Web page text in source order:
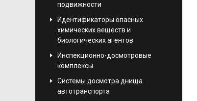
подвижности
Идентификаторы опасных
химических веществ и
биологических агентов
Инспекционно-досмотровые
комплексы
Системы досмотра днища
автотранспорта